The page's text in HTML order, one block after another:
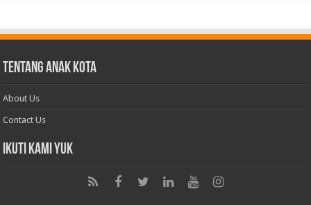
Tentang Anak Kota
About Us
Contact Us
Ikuti Kami Yuk